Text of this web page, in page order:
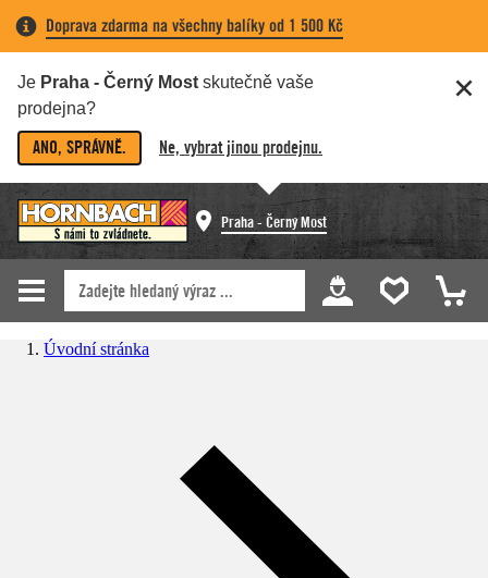
Doprava zdarma na všechny balíky od 1 500 Kč
Je Praha - Černý Most skutečně vaše
prodejna?
ANO, SPRÁVNĚ. Ne, vybrat jinou prodejnu.
Praha - Černý Most
Úvodní stránka